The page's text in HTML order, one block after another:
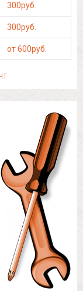
300руб.
300руб.
от 600руб.